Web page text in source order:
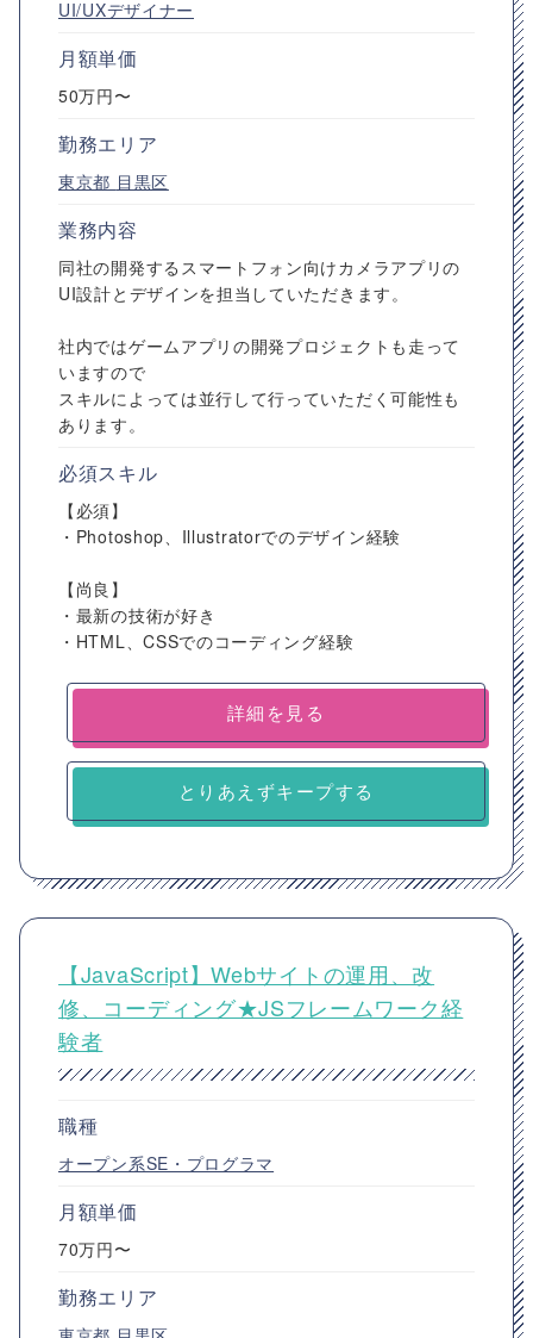
UI/UXデザイナー
月額単価
50万円〜
勤務エリア
東京都 目黒区
業務内容
同社の開発するスマートフォン向けカメラアプリの
UI設計とデザインを担当していただきます。
社内ではゲームアプリの開発プロジェクトも走って
いますので
スキルによっては並行して行っていただく可能性も
あります。
必須スキル
【必須】
・Photoshop、Illustratorでのデザイン経験
【尚良】
・最新の技術が好き
・HTML、CSSでのコーディング経験
詳細を見る
とりあえずキープする
【JavaScript】Webサイトの運用、改
修、コーディング★JSフレームワーク経
験者
職種
オープン系SE・プログラマ
月額単価
70万円〜
勤務エリア